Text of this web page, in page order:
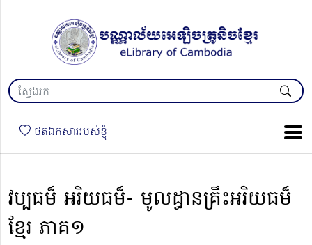
ថតឯកសាររបស់ខ្ញុំ
វប្បធម៏ អរិយធម៏- មូលដ្ធានគ្រឹះអរិយធម៏
ខ្មែរ ភាគ១